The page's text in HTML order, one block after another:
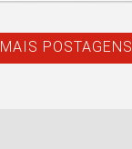
MAIS POSTAGENS